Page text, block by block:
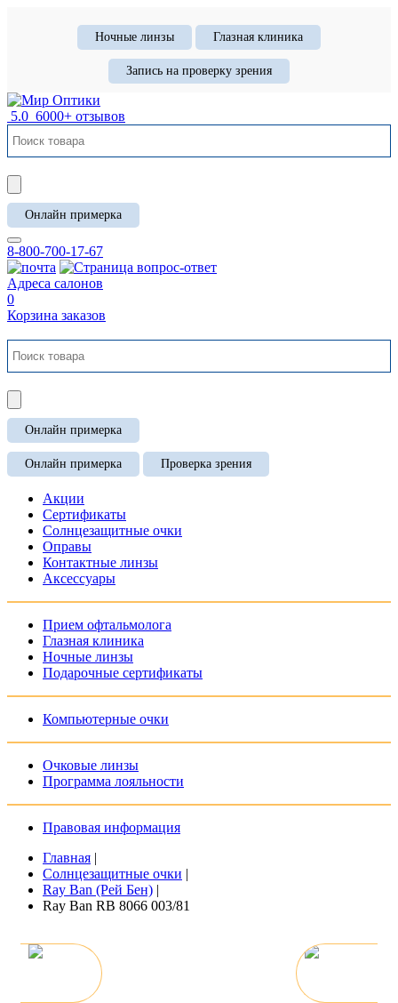
Ночные линзы Глазная клиника
Запись на проверку зрения
5.0 6000+ отзывов
Онлайн примерка
8-800-700-17-67
Адреса салонов
0
Корзина заказов
Онлайн примерка
Онлайн примерка Проверка зрения
Акции
Сертификаты
Солнцезащитные очки
Оправы
Контактные линзы
Аксессуары
Прием офтальмолога
Глазная клиника
Ночные линзы
Подарочные сертификаты
Компьютерные очки
Очковые линзы
Программа лояльности
Правовая информация
Главная |
Солнцезащитные очки |
Ray Ban (Рей Бен) |
Ray Ban RB 8066 003/81